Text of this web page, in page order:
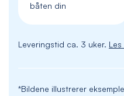
båten din
Leveringstid ca. 3 uker.
*Bildene illustrerer